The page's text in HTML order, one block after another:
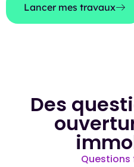
Lancer mes travaux
Des